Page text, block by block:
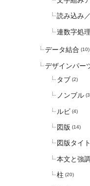
読み込み
連数字処理
データ結合 (10)
デザインパー
タブ (2)
ノンブル
ルビ (4)
図版 (14)
図版タイ
本文と強
柱 (20)